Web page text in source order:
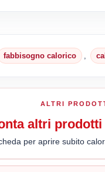
fabbisogno calorico
ALTRI
altri
per aprire subito